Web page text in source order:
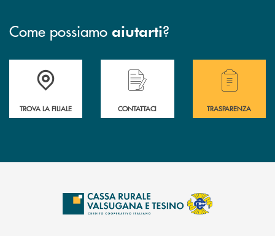
Come possiamo aiutarti?
Accedi all' elenco completo delle filiali .
TROVA LA FILIALE
Hai bisogno di assistenza immediata?
CONTATTACI
Hai bisogno di
TRASPARENZA